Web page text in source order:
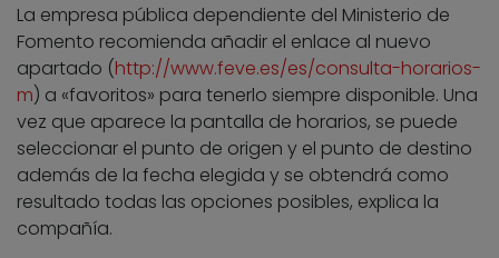
La empresa pública dependiente del Ministerio de
Fomento recomienda añadir el enlace al nuevo
apartado (http://www.feve.es/es/consulta-horarios-
m) a «favoritos» para tenerlo siempre disponible. Una
vez que aparece la pantalla de horarios, se puede
seleccionar el punto de origen y el punto de destino
además de la fecha elegida y se obtendrá como
resultado todas las opciones posibles, explica la
compañía.